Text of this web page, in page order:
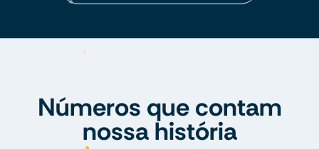
Números que contam
nossa história